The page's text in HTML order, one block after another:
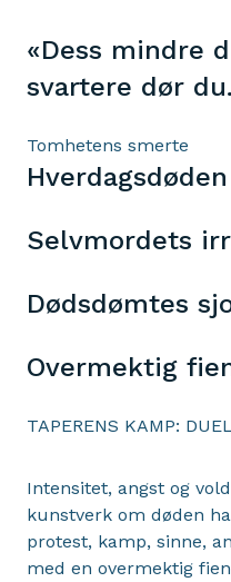
«Dess mindre
svartere dør
Tomhetens smerte
Hverdagsdøden
Selvmordets
Dødsdømtes
Overmektig
TAPERENS KAMP:
Intensitet, angst og
kunstverk om døden
protest, kamp, sinne,
med en overmektig